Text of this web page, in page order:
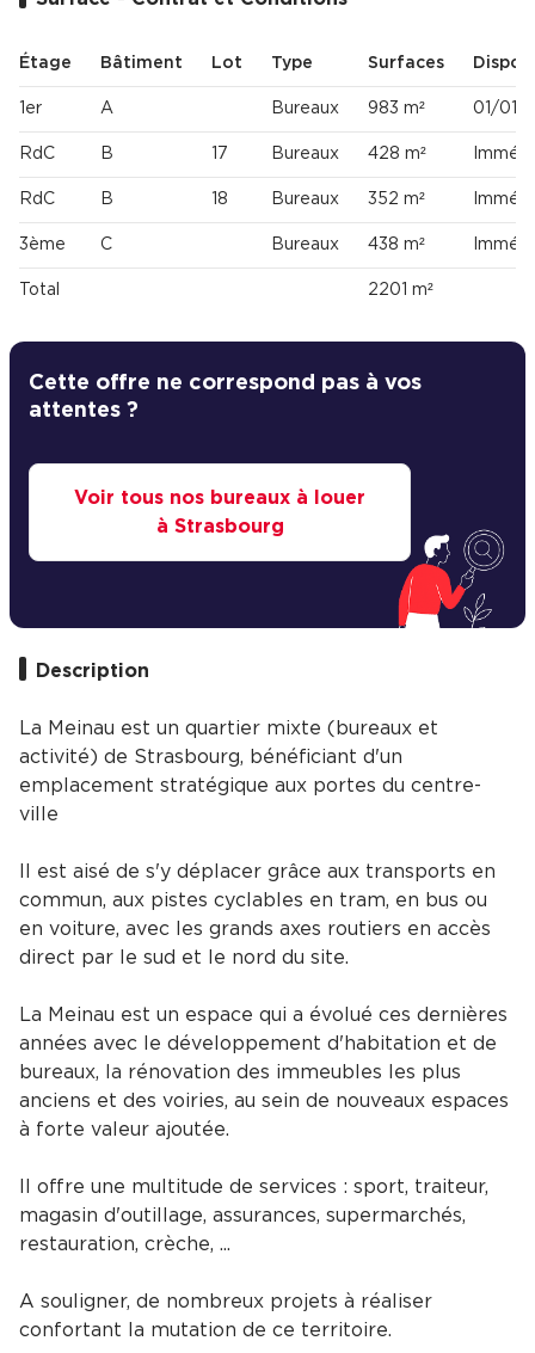
Étage Bâtiment Lot Type Surfaces
1er A Bureaux 983 m² 01/01/
RdC B 17 Bureaux 428 m²
RdC B 18 Bureaux 352 m²
3ème C Bureaux 438 m²
Total 2201 m²
Cette offre ne correspond pas à vos
attentes ?
Voir tous nos bureaux à louer
à Strasbourg
Description
La Meinau est un quartier mixte (bureaux et
activité) de Strasbourg, bénéficiant d'un
emplacement stratégique aux portes du centre-
ville
Il est aisé de s'y déplacer grâce aux transports en
commun, aux pistes cyclables en tram, en bus ou
en voiture, avec les grands axes routiers en accès
direct par le sud et le nord du site.
La Meinau est un espace qui a évolué ces dernières
années avec le développement d'habitation et de
bureaux, la rénovation des immeubles les plus
anciens et des voiries, au sein de nouveaux espaces
à forte valeur ajoutée.
Il offre une multitude de services : sport, traiteur,
magasin d'outillage, assurances, supermarchés,
restauration, crèche, ...
A souligner, de nombreux projets à réaliser
confortant la mutation de ce territoire.